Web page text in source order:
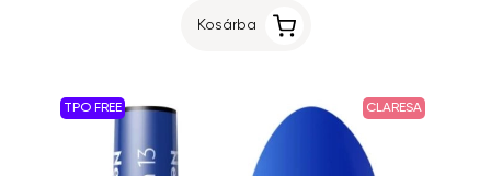
Kosárba
TPO FREE CLARESA